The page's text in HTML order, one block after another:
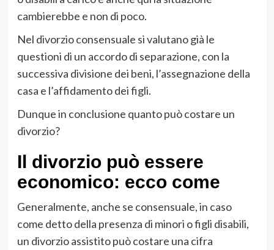
cambierebbe e non di poco.
Nel divorzio consensuale si valutano già le
questioni di un accordo di separazione, con la
successiva divisione dei beni, l’assegnazione della
casa e l’affidamento dei figli.
Dunque in conclusione quanto può costare un
divorzio?
Il divorzio può essere
economico: ecco come
Generalmente, anche se consensuale, in caso
come detto della presenza di minori o figli disabili,
un divorzio assistito può costare una cifra